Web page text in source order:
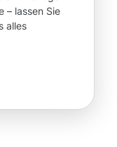
– lassen Sie
alles